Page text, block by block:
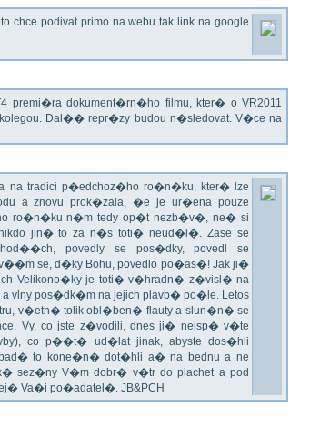
chce podivat primo na webu tak link na google
premi�ra dokument�rn�ho filmu, kter� o VR2011
Dal�� repr�zy budou n�sledovat. V�ce na
tradici p�edchoz�ho ro�n�ku, kter� lze
a znovu prok�zala, �e je ur�ena pouze
ro�n�ku n�m tedy op�t nezb�v�, ne� si
jin� to za n�s toti� neud�l�. Zase se
povedly se pos�dky, povedl se
se, d�ky Bohu, povedlo po�as�! Jak ji�
Velikono�ky je toti� v�hradn� z�visl� na
vlny pos�dk�m na jejich plavb� po�le. Letos
v�etn� tolik obl�ben� flauty a slun�n� se
Vy, co jste z�vodili, dnes ji� nejsp� v�te
co p��t� ud�lat jinak, abyste dos�hli
to kone�n� dot�hli a� na bednu a ne
sez�ny V�m dobr� v�tr do plachet a pod
Va�i po�adatel�. JB&PCH